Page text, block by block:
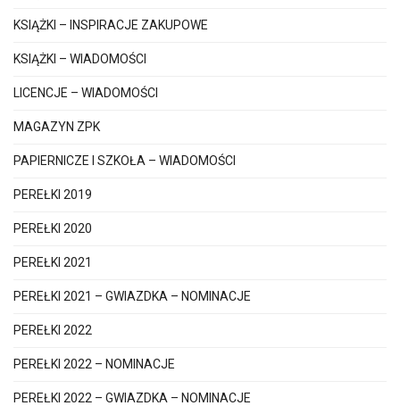
KSIĄŻKI – INSPIRACJE ZAKUPOWE
KSIĄŻKI – WIADOMOŚCI
LICENCJE – WIADOMOŚCI
MAGAZYN ZPK
PAPIERNICZE I SZKOŁA – WIADOMOŚCI
PEREŁKI 2019
PEREŁKI 2020
PEREŁKI 2021
PEREŁKI 2021 – GWIAZDKA – NOMINACJE
PEREŁKI 2022
PEREŁKI 2022 – NOMINACJE
PEREŁKI 2022 – GWIAZDKA – NOMINACJE